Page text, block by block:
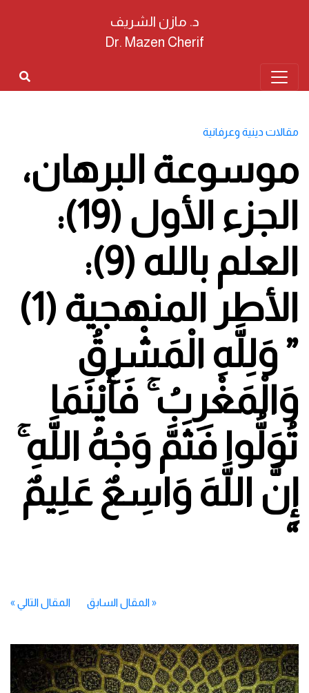
د. مازن الشريف
Dr. Mazen Cherif
مقالات دينية وعرفانية
موسوعة البرهان،
الجزء الأول (19):
العلم بالله (9):
الأطر المنهجية (1)
” وَلِلَّهِ الْمَشْرِقُ
وَالْمَغْرِبُ ۚ فَأَيْنَمَا
تُوَلُّوا فَثَمَّ وَجْهُ اللَّهِ ۚ
إِنَّ اللَّهَ وَاسِعٌ عَلِيمٌ
“
«المقال السابق المقال التالي »